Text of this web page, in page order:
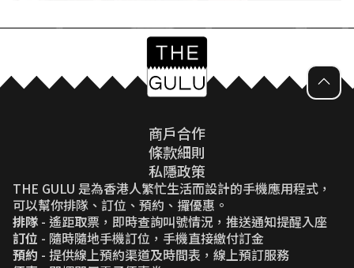
商戶合作
條款細則
私隱政策
THE GULU 是為香港人繁忙生活而設計的手機應用程式，
可以幫你排隊、訂位、預約、攞優惠。
排隊 - 遙距取票，即時查詢叫號情況，推送通知提醒入座
訂位 - 隨時隨地手機訂位，手機直接繳付訂金
預約 - 提供線上預約渠道及時間表，線上預訂服務